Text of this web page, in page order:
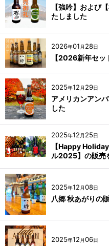
【強吟】および
たしました
2026年01 月 28日
【2026新年セ
2025年12 月 29日
アメリカンアン
した
2025年12 月 25日
【Happy
ル2025】の販売
2025年12 月08日
八郷 秋あがりの
2025年12 月06日